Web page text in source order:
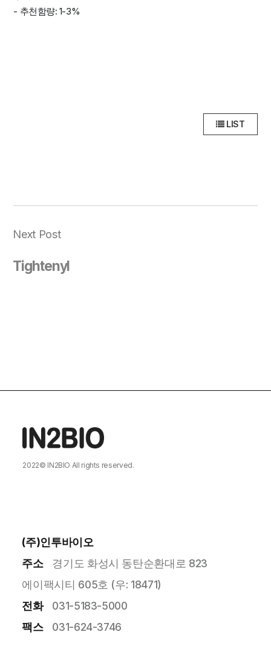
- 추천함량: 1-3%
LIST
Next Post
Tightenyl
2022© IN2BIO All rights reserved.
(주)인투바이오
주소
경기도 화성시 동탄순환대로 823
에이팩시티 605호 (우: 18471)
전화
031-5183-5000
팩스
031-624-3746